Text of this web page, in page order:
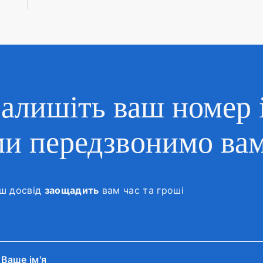
ваш номер
передзвонимо
досвід заощадить вам час та гроші